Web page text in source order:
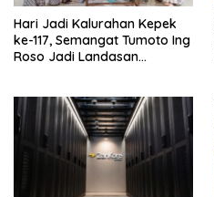
Hari Jadi Kalurahan Kepek
ke-117, Semangat Tumoto Ing
Roso Jadi Landasan